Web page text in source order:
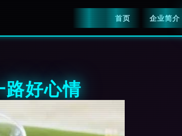
首页 企业简介
路好心情